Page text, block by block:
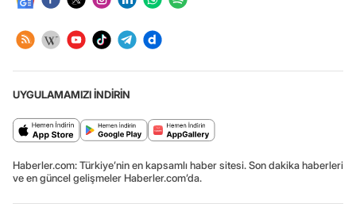
UYGULAMAMIZI İNDİRİN
Haberler.com: Türkiye’nin en kapsamlı haber sitesi. Son dakika haberleri
ve en güncel gelişmeler Haberler.com’da.